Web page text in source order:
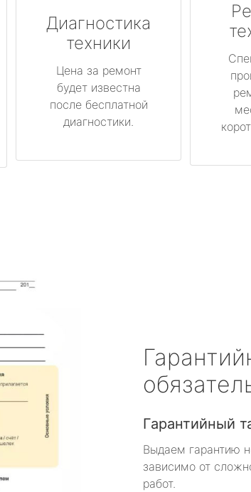
Диагностика
техники
Цена за ремонт
будет известна
после бесплатной
диагностики.
Гарантийный
Выдаем гарантию
зависимо от
работ.